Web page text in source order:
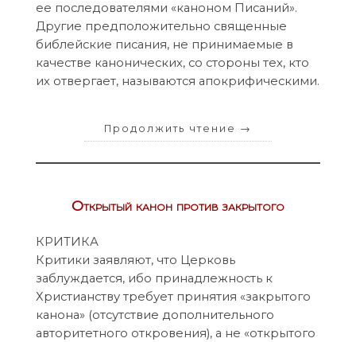
ее последователями «каноном Писаний».
Другие предположительно священные
библейские писания, не принимаемые в
качестве канонических, со стороны тех, кто
их отвергает, называются апокрифическими.
Продолжить чтение →
Открытый канон против закрытого
КРИТИКА
Критики заявляют, что Церковь
заблуждается, ибо принадлежность к
Христианству требует принятия «закрытого
канона» (отсутствие дополнительного
авторитетного откровения), а не «открытого